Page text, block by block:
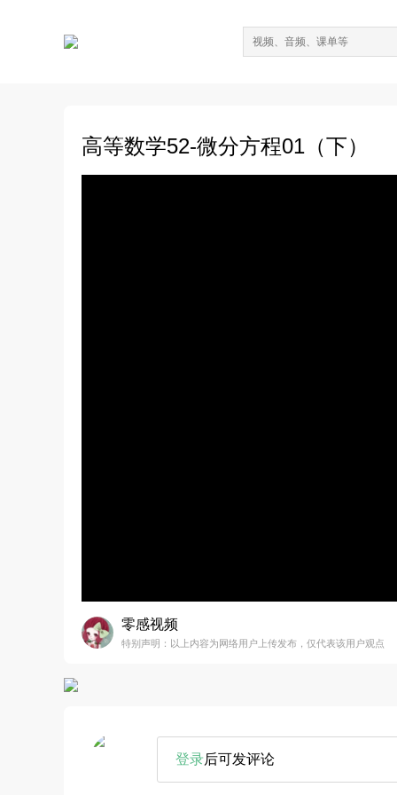
高等数学52-微分方程01（下）
零感视频
特别声明：以上内容为网络用户上传发布，仅代表该用户观点
登录后可发评论